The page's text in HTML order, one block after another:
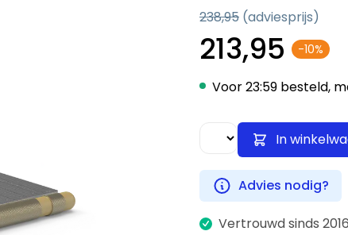
238,95 (adviesprijs)
213,95 -10%
Voor 23:59 besteld,
In
Advies nodig?
Vertrouwd sinds 2016